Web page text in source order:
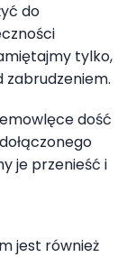
do
tylko,
dość
je przenieść i
jest również